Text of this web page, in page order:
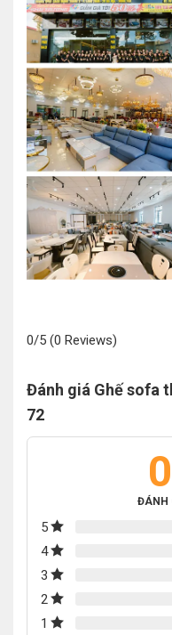
0/5 (0 Reviews)
Đánh giá Ghế sofa
72
ĐÁNH
5
4
3
2
1